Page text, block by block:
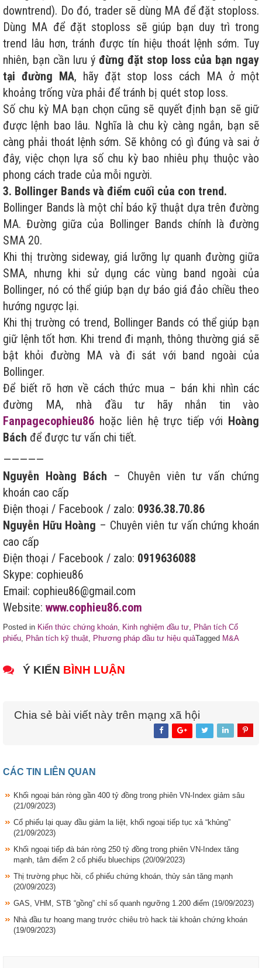
downtrend). Do đó, trader sẽ dùng MA để đặt stoploss.
Dùng MA để đặt stoploss sẽ giúp bạn duy trì trong
trend lâu hơn, tránh được tín hiệu thoát lệnh sớm. Tuy
nhiên, bạn cần lưu ý đừng đặt stop loss của bạn ngay
tại đường MA, hãy đặt stop loss cách MA ở một
khoảng trống vừa phải để tránh bị quét stop loss.
Số chu kỳ MA bạn chọn cũng sẽ quyết định bạn sẽ giữ
được lệnh bao lâu. Nghĩa là chu kỳ càng ngắn, bạn sẽ
càng phải thoát lệnh sớm. Sẽ không có gì đúng và sai ở
đây, việc chọn lựa số chu kỳ bao nhiêu phụ thuộc vào
phong cách trade của mỗi người.
3. Bollinger Bands và điểm cuối của con trend.
Bollinger Bands là một chỉ báo kỹ thuật dựa trên đường
MA. Đường giữa của Bollinger Bands chính là đường
SMA 20.
Khi thị trường sideway, giá lưỡng lự quanh đường giữa
SMA, nhưng khi sử dụng các vùng band ngoài của
Bollinger, nó có thể giúp bạn dự báo giá đảo chiều theo
hướng ngược lại.
Khi thị trường có trend, Bollinger Bands có thể giúp bạn
giữ lệnh tốt hơn. Khi trend đi mạnh, thông thường giá sẽ
bật khỏi đường MA và đi sát với band ngoài của
Bollinger.
Để biết rõ hơn về cách thức mua – bán khi nhìn các
đường MA, nhà đầu tư hãy nhắn tin vào
Fanpagecophieu86 hoặc liên hệ trực tiếp với Hoàng
Bách để được tư vấn chi tiết.
—————
Nguyễn Hoàng Bách – Chuyên viên tư vấn chứng
khoán cao cấp
Điện thoại / Facebook / zalo: 0936.38.70.86
Nguyễn Hữu Hoàng – Chuyên viên tư vấn chứng khoán
cao cấp
Điện thoại / Facebook / zalo: 0919636088
Skype: cophieu86
Email: cophieu86@gmail.com
Website: www.cophieu86.com
Posted in Kiến thức chứng khoán Kinh nghiệm đầu tư
Phân tích Cổ
phiếu
Phân tích kỹ thuật Phương pháp đầu tư hiệu quảTagged M&A
Ý KIẾN BÌNH LUẬN
Chia sẻ bài viết này trên mạng xã hội
CÁC TIN LIÊN QUAN
Khối ngoại bán ròng gần 400 tỷ đồng trong phiên VN-Index giảm sâu
(21/09/2023)
Cổ phiếu lại quay đầu giảm la liệt, khối ngoại tiếp tục xả “khủng”
(21/09/2023)
Khối ngoại tiếp đà bán ròng 250 tỷ đồng trong phiên VN-Index tăng
mạnh, tâm điểm 2 cổ phiếu bluechips (20/09/2023)
Thị trường phục hồi, cổ phiếu chứng khoán, thủy sản tăng mạnh
(20/09/2023)
GAS, VHM, STB “gồng” chỉ số quanh ngưỡng 1.200 điểm (19/09/2023)
Nhà đầu tư hoang mang trước chiêu trò hack tài khoản chứng khoán
(19/09/2023)